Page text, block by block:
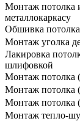
Монтаж потолка
металлокаркасу
Обшивка
Монтаж уголка
Лакировка
шлифовкой
Монтаж потолка
Монтаж потолка
Монтаж потолка
Монтаж тепло-